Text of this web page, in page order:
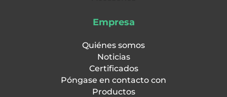
Empresa
Quiénes somos
Noticias
Certificados
Póngase en contacto con
Productos